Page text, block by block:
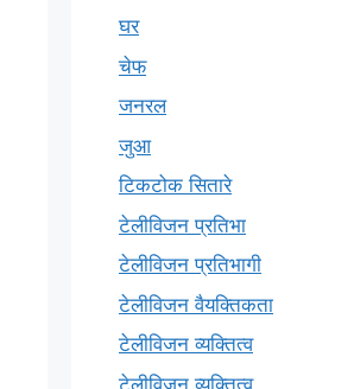
घर
चेफ
जनरल
जुआ
टिकटोक सितारे
टेलीविजन प्रतिभा
टेलीविजन प्रतिभागी
टेलीविजन वैयक्तिकता
टेलीविजन व्यक्तित्व
टेलीविज़न व्यक्तित्व